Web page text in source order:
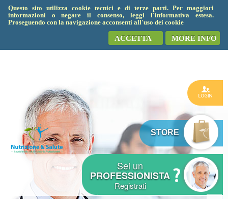
Questo sito utilizza cookie tecnici e di terze parti. Per maggiori
informazioni o negare il consenso, leggi l'informativa estesa.
Proseguendo con la navigazione acconsenti all'uso dei cookie
MORE INFO
ACCETTA
STORE
Sei un
PROFESSIONISTA
Registrati